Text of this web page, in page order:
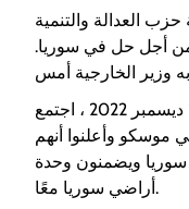
العدالة والتنمية
من أجل حل في سوريا.
ومع ذلك ، قبل 23 يومًا فقط ، في 28 ديسمبر 2022 ، اجتمع
موسكو وأعلنوا أنهم
سوريا ويضمنون وحدة
أراضي سوريا معًا.